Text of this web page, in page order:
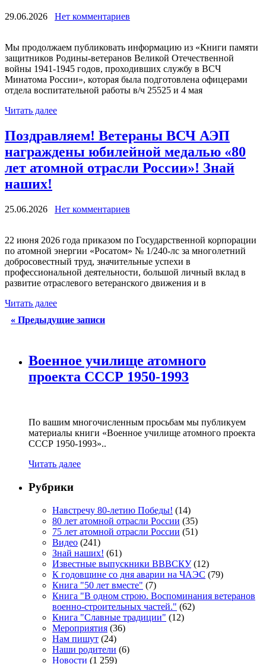
29.06.2026 Нет комментариев
Мы продолжаем публиковать информацию из «Книги памяти
защитников Родины-ветеранов Великой Отечественной
войны 1941-1945 годов, проходивших службу в ВСЧ
Минатома России», которая была подготовлена офицерами
отдела воспитательной работы в/ч 25525 и 4 мая
Читать далее
Поздравляем! Ветераны ВСЧ АЭП
награждены юбилейной медалью «80
лет атомной отрасли России»! Знай
наших!
25.06.2026 Нет комментариев
22 июня 2026 года приказом по Государственной корпорации
по атомной энергии «Росатом» № 1/240-лс за многолетний
добросовестный труд, значительные успехи в
профессиональной деятельности, большой личный вклад в
развитие отраслевого ветеранского движения и в
Читать далее
« Предыдущие записи
Военное училище атомного
проекта СССР 1950-1993
По вашим многочисленным просьбам мы публикуем
материалы книги «Военное училище атомного проекта
СССР 1950-1993»..
Читать далее
Рубрики
Навстречу 80-летию Победы! (14)
80 лет атомной отрасли России (35)
75 лет атомной отрасли России (51)
Видео (241)
Знай наших! (61)
Известные выпускники ВВВСКУ(12)
К годовщине со дня аварии на ЧАЭС (79)
Книга "50 лет вместе" (7)
Книга "В одном строю. Воспоминания ветеранов
военно-строительных частей." (62)
Книга "Славные традиции" (12)
Мероприятия (36)
Нам пишут (24)
Наши родители (6)
Новости (1 259)